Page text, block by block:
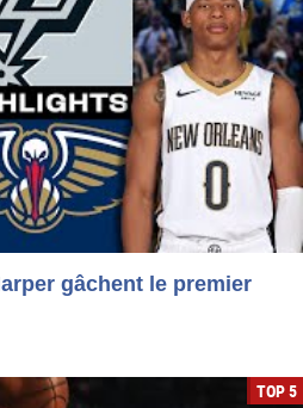
gâchent le premier
TOP 5